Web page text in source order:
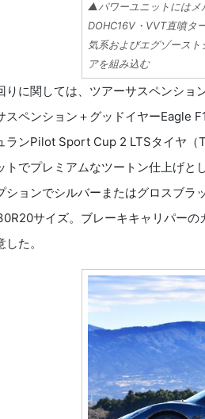
▲パワーユニットにはメ
DOHC16V・VVT直噴タ
気系およびエグゾース
アを組み込む
に関しては、ツアーサスペンショ
スペンション＋グッドイヤーEagle
ランPilot Sport Cup 2 LTSタイヤ（
トでプレミアムなツートン仕上げ
ションでシルバーまたはグロスブ
サイズ。ブレーキキャリパーの
した。